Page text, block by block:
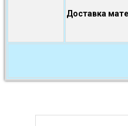
Доставка